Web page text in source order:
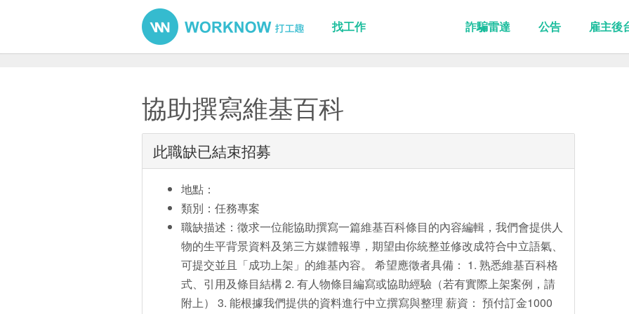
找工作 詐騙雷達 公告 雇主後
協助撰寫維基百科
此職缺已結束招募
地點：
類別：任務專案
職缺描述：徵求一位能協助撰寫一篇維基百科條目的內容編輯，我們會提供人
物的生平背景資料及第三方媒體報導，期望由你統整並修改成符合中立語氣、
可提交並且「成功上架」的維基內容。 希望應徵者具備： 1. 熟悉維基百科格
式、引用及條目結構 2. 有人物條目編寫或協助經驗（若有實際上架案例，請
附上） 3. 能根據我們提供的資料進行中立撰寫與整理 薪資： 預付訂金1000